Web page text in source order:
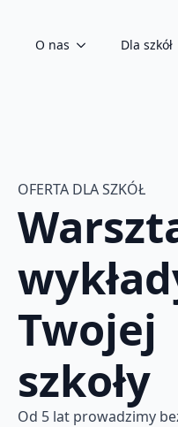
O nas Dla szkół
OFERTA DLA SZKÓŁ
Twojej
szkoły
Od 5 lat prowadzimy